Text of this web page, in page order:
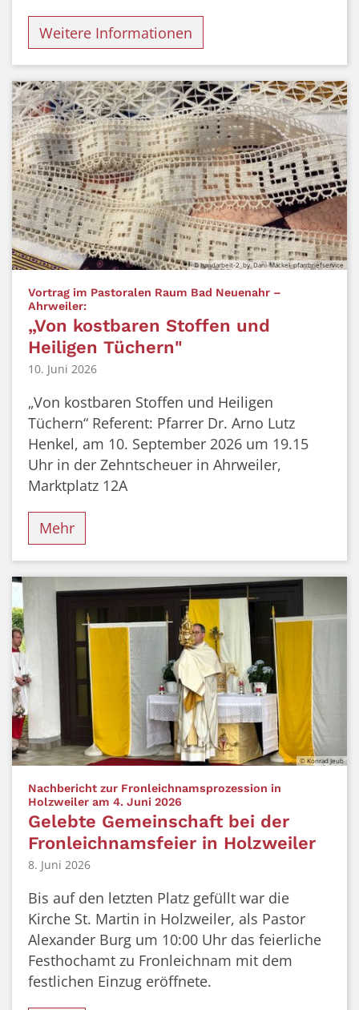
Weitere Informationen
© handarbeit-2_by_Dani-Mackel_pfarrbriefservice
Vortrag im Pastoralen Raum Bad Neuenahr –
Ahrweiler::
„Von kostbaren Stoffen und
Heiligen Tüchern"
10. Juni 2026
„Von kostbaren Stoffen und Heiligen
Tüchern“ Referent: Pfarrer Dr. Arno Lutz
Henkel, am 10. September 2026 um 19.15
Uhr in der Zehntscheuer in Ahrweiler,
Marktplatz 12A
Mehr
© Konrad Jeub
Nachbericht zur Fronleichnamsprozession in
Holzweiler am 4. Juni 2026
Gelebte Gemeinschaft bei der
Fronleichnamsfeier in Holzweiler
8. Juni 2026
Bis auf den letzten Platz gefüllt war die
Kirche St. Martin in Holzweiler, als Pastor
Alexander Burg um 10:00 Uhr das feierliche
Festhochamt zu Fronleichnam mit dem
festlichen Einzug eröffnete.